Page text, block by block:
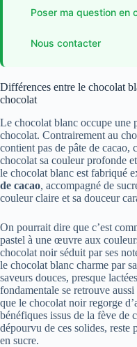
Poser ma question en
Nous contacter
Différences entre le chocolat
chocolat
Le chocolat blanc occupe une
chocolat. Contrairement au
contient pas de pâte de cacao,
chocolat sa couleur profonde
le chocolat blanc est fabriqué
de cacao, accompagné de
couleur claire et sa douceur
On pourrait dire que c’est
pastel à une œuvre aux
chocolat noir séduit par ses
le chocolat blanc charme par
saveurs douces, presque
fondamentale se retrouve
que le chocolat noir regorge
bénéfiques issus de la fève de
dépourvu de ces solides, reste
en sucre.